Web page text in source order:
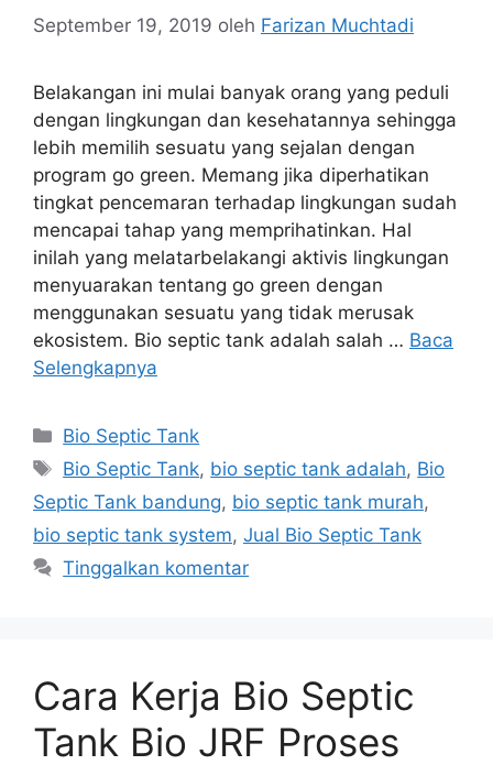
September 19, 2019 oleh Farizan Muchtadi
Belakangan ini mulai banyak orang yang peduli
dengan lingkungan dan kesehatannya sehingga
lebih memilih sesuatu yang sejalan dengan
program go green. Memang jika diperhatikan
tingkat pencemaran terhadap lingkungan sudah
mencapai tahap yang memprihatinkan. Hal
inilah yang melatarbelakangi aktivis lingkungan
menyuarakan tentang go green dengan
menggunakan sesuatu yang tidak merusak
ekosistem. Bio septic tank adalah salah … Baca
Selengkapnya
Kategori
Bio Septic Tank
Tag
Bio Septic Tank, bio septic tank adalah, Bio
Septic Tank bandung, bio septic tank murah,
bio septic tank system, Jual Bio Septic Tank
Tinggalkan komentar
Cara Kerja Bio Septic
Tank Bio JRF Proses